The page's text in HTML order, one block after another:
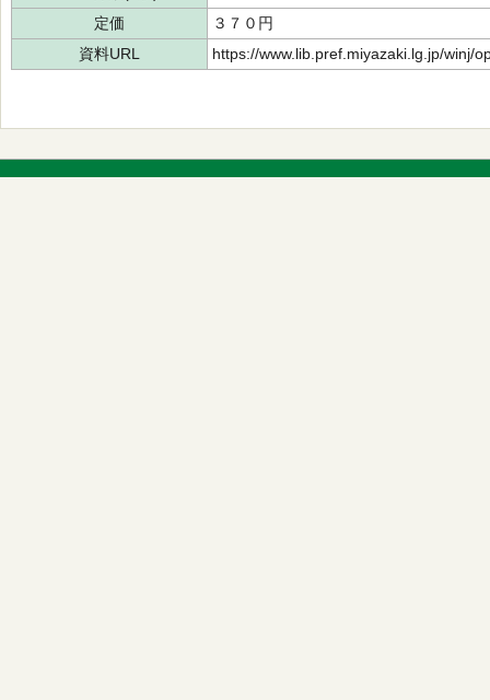
定価
３７０円
資料URL
https://www.lib.pref.miyazaki.lg.jp/winj/